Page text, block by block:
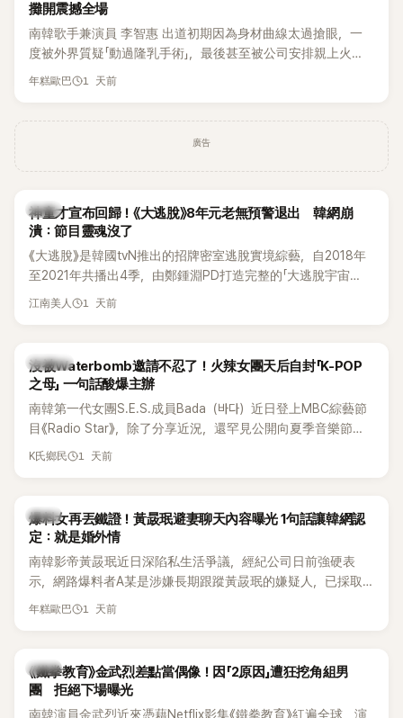
攤開震撼全場
南韓歌手兼演員 李智惠 出道初期因為身材曲線太過搶眼，一
度被外界質疑「動過隆乳手術」，最後甚至被公司安排親上火
線，召開前所未見的「泳裝記者會」澄清。這場記者會後來還被
鎮》，邀請同時兼顧工作與育兒的演藝圈代表「媽媽群」——李智
惠、李賢怡、李恩亨，以第13位「My Star」身分登場，分享最真
邊搭車邊聊天，氣氛輕鬆。聊到最近的新聞，李瑞鎮突然直球
發問：「妳不是上新聞了？說妳去做整形？是人中縮短手術嗎？」
一貫犀利又不留情的問法，讓現場瞬間笑成一片。對此，李智
惠也毫不閃躲，淡定接招，兩人鬥嘴默契十足。 話題接著一路
開過記者會？」直接點名她當年的風波。李智惠聽了忍不住笑
當年情況，李智惠終於鬆口坦言，當時確實被質疑動過隆胸手
術。她回憶：「拍了比基尼照片之後，就開始被說是不是去隆乳
了。」為了澄清誤會，她只好親自站出來說清楚。 李智惠進一步
解釋，當時隆胸手術幾乎只有「腋下切開」一種方式，「所以我就
想，既然一直說我有做，那我乾脆把腋下給大家看，證明我根
召開了一場泳裝記者招待會。當時她穿著比基尼站在一排攝影
機前，面對媒體擺出各種姿勢，畫面至今仍被網友津津樂道。
這段為平息爭議、直接公開腋下畫面自證清白的往事再度被提
起，節目現場立刻充滿驚呼聲與笑聲，也再次讓人見識到她面
對流言時「豁出去」的直率性格。其實她過去也曾在 SBS 節目
《脫掉鞋子恢單4Men》 中，親自公開那張當年引發話題的「腋下
員身分出道，該團在 2000 年代初期紅極一時，由李智惠、徐
智英兩位女成員，以及張錫炫、Chris Kim 兩位男成員組成。不
過後來爆出長達四年的團內霸凌風波，甚至傳出徐智英母親對
年糕歐巴 1 天前
廣告
韓星
神童才宣布回歸！《大逃脫》8年元老無預警退出 韓網崩
潰：節目靈魂沒了
《大逃脫》是韓國tvN推出的招牌密室逃脫實境綜藝，自2018年
至2021年共播出4季，由鄭鍾淵PD打造完整的「大逃脫宇宙
（DTCU）」，憑藉燒腦劇情、電影級場景與龐大世界觀，累積
江南美人 1 天前
K-POP
沒被Waterbomb邀請不忍了！火辣女團天后自封「K-POP
之母」 一句話酸爆主辦
南韓第一代女團S.E.S.成員Bada（바다）近日登上MBC綜藝節
目《Radio Star》，除了分享近況，還罕見公開向夏季音樂節
Waterbomb喊話，笑稱自己至今從未受邀演出，更幽默表示：
K氏鄉民 1 天前
韓星
爆料女再丟鐵證！黃晸珉避妻聊天內容曝光 1句話讓韓網認
定：就是婚外情
南韓影帝黃晸珉近日深陷私生活爭議，經紀公司日前強硬表
示，網路爆料者A某是涉嫌長期跟蹤黃晸珉的嫌疑人，已採取
法律行動。不過，A某並未因此停止發聲，5日再度透過社群平
年糕歐巴 1 天前
韓星
《鐵拳教育》金武烈差點當偶像！因「2原因」遭狂挖角組男
團 拒絕下場曝光
南韓演員金武烈近來憑藉Netflix影集《鐵拳教育》紅遍全球，演